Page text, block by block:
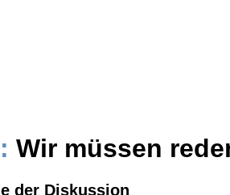
Wir müssen
der Diskussion